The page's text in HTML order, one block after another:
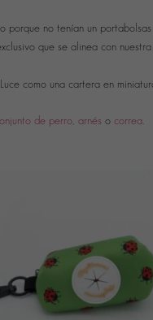
porque no tenían un
que se alinea con
como una cartera en
de perro arnés o correa